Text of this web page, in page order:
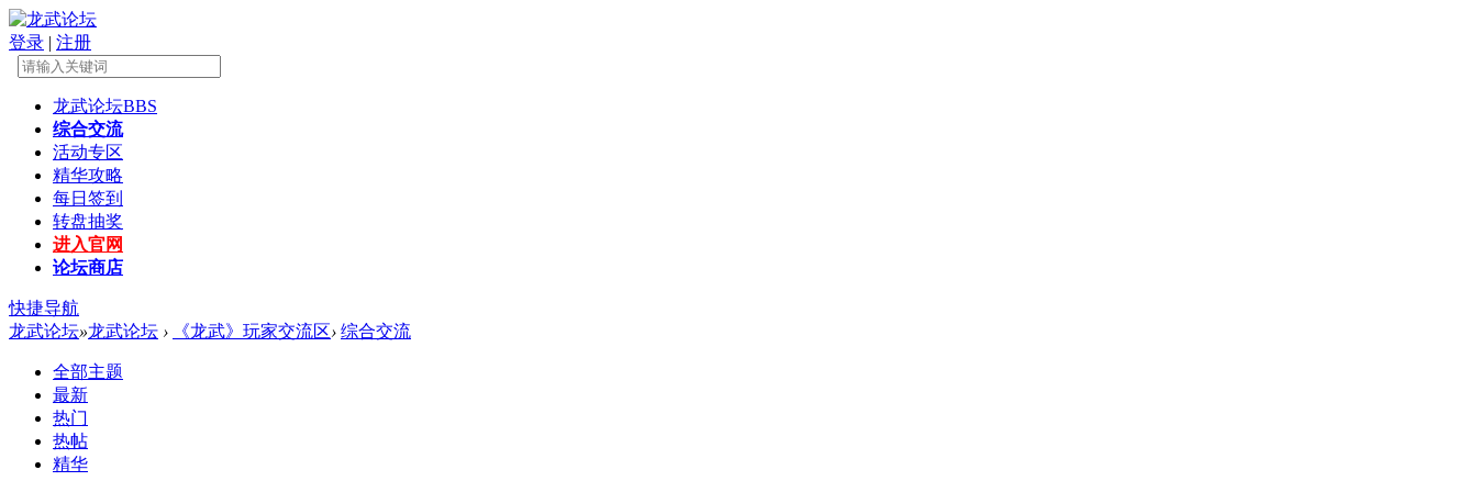
登录 | 注册
龙武论坛BBS
综合交流
活动专区
精华攻略
每日签到
转盘抽奖
进入官网
论坛商店
快捷导航
龙武论坛»龙武论坛 › 《龙武》玩家交流区› 综合交流
全部主题
最新
热门
热帖
精华